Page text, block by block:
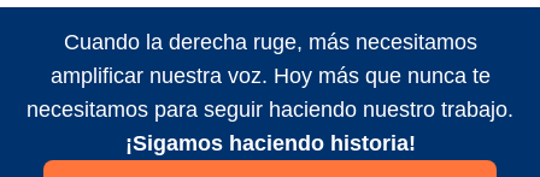
Cuando la derecha ruge, más necesitamos
amplificar nuestra voz. Hoy más que nunca te
necesitamos para seguir haciendo nuestro trabajo.
¡Sigamos haciendo historia!